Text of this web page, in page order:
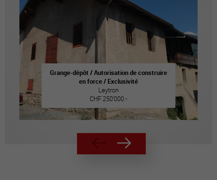
Grange-dépôt / Autorisation de construire
en force / Exclusivité
Leytron
CHF 250'000.-